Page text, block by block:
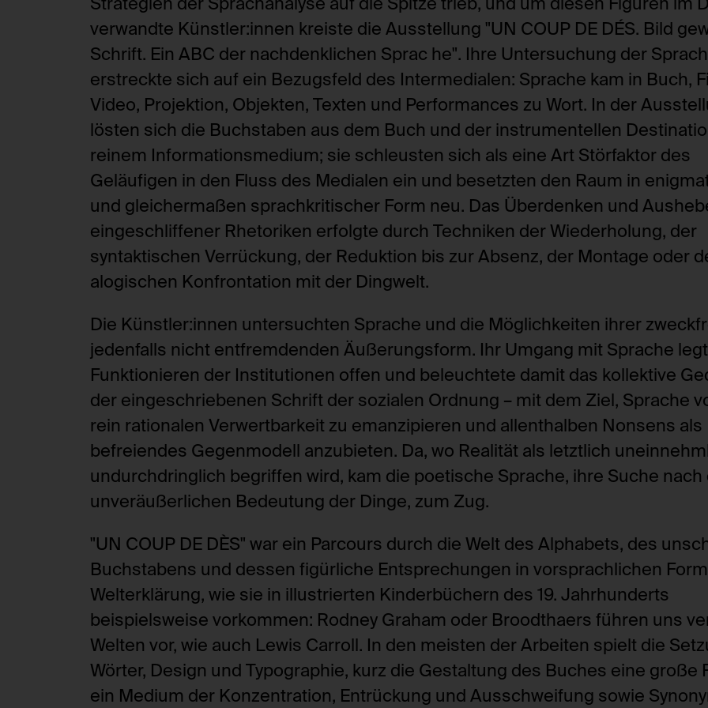
Strategien der Sprachanalyse auf die Spitze trieb, und um diesen Figuren im
verwandte Künstler:innen kreiste die Ausstellung "UN COUP DE DÉS. Bild
Schrift. Ein ABC der nachdenklichen Sprac he". Ihre Untersuchung der
erstreckte sich auf ein Bezugsfeld des Intermedialen: Sprache kam in Buch,
Video, Projektion, Objekten, Texten und Performances zu Wort. In der
lösten sich die Buchstaben aus dem Buch und der instrumentellen
reinem Informationsmedium; sie schleusten sich als eine Art Störfaktor des
Geläufigen in den Fluss des Medialen ein und besetzten den Raum in
und gleichermaßen sprachkritischer Form neu. Das Überdenken und
eingeschliffener Rhetoriken erfolgte durch Techniken der Wiederholung, der
syntaktischen Verrückung, der Reduktion bis zur Absenz, der Montage oder
alogischen Konfrontation mit der Dingwelt.
Die Künstler:innen untersuchten Sprache und die Möglichkeiten ihrer
jedenfalls nicht entfremdenden Äußerungsform. Ihr Umgang mit Sprache
Funktionieren der Institutionen offen und beleuchtete damit das kollektive
der eingeschriebenen Schrift der sozialen Ordnung – mit dem Ziel, Sprache
rein rationalen Verwertbarkeit zu emanzipieren und allenthalben Nonsens als
befreiendes Gegenmodell anzubieten. Da, wo Realität als letztlich
undurchdringlich begriffen wird, kam die poetische Sprache, ihre Suche nach
unveräußerlichen Bedeutung der Dinge, zum Zug.
"UN COUP DE DÈS" war ein Parcours durch die Welt des Alphabets, des
Buchstabens und dessen figürliche Entsprechungen in vorsprachlichen
Welterklärung, wie sie in illustrierten Kinderbüchern des 19. Jahrhunderts
beispielsweise vorkommen: Rodney Graham oder Broodthaers führen uns
Welten vor, wie auch Lewis Carroll. In den meisten der Arbeiten spielt die
Wörter, Design und Typographie, kurz die Gestaltung des Buches eine große
ein Medium der Konzentration, Entrückung und Ausschweifung sowie
Speicherdauer:
1 Jahr
Drittanbieter:
Nein
HTTP Cookie:
session_identifier
Verwendungszweck:
Speichert ID der aktuellen Session
Domain:
foundation.generali.at
Speicherdauer:
2 Wochen
Webseitenbesuche hinweg identifizieren zu
Domain:
foundation.generali.at
Speicherdauer:
13 Monate
Drittanbieter:
Nein
HTTP Cookie:
_pk_ses*
Verwendungszweck:
Speichert eine eindeutige
Besuche der gleichen Besucher:innen
foundation.generali.at